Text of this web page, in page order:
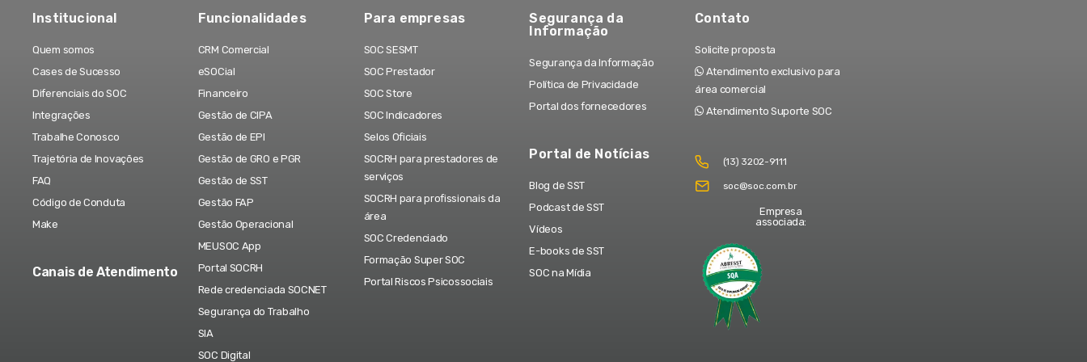
Institucional
Quem somos
Cases de Sucesso
Diferenciais do SOC
Integrações
Trabalhe Conosco
Trajetória de Inovações
FAQ
Código de Conduta
Make
Canais de Atendimento
Funcionalidades
CRM Comercial
eSOCial
Financeiro
Gestão de CIPA
Gestão de EPI
Gestão de GRO e PGR
Gestão de SST
Gestão FAP
Gestão Operacional
MEUSOC App
Portal SOCRH
Rede credenciada SOCNET
Segurança do Trabalho
SIA
SOC Digital
Para empresas
SOC SESMT
SOC Prestador
SOC Store
SOC Indicadores
Selos Oficiais
SOCRH para prestadores de
serviços
SOCRH para profissionais da
área
SOC Credenciado
Formação Super SOC
Portal Riscos Psicossociais
Segurança da
Informação
Segurança da Informação
Política de Privacidade
Portal dos fornecedores
Portal de Notícias
Blog de SST
Podcast de SST
Vídeos
E-books de SST
SOC na Mídia
Contato
Solicite proposta
Atendimento exclusivo para
área comercial
Atendimento Suporte SOC
(13) 3202-9111
soc@soc.com.br
Empresa
associada: